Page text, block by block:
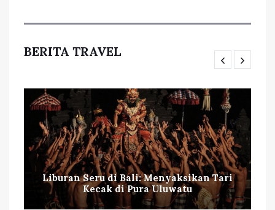
BERITA TRAVEL
Liburan Seru di Bali: Menyaksikan Tari
Kecak di Pura Uluwatu